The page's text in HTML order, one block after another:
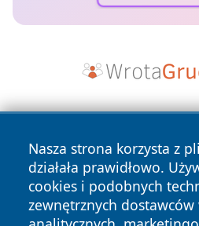
Nasza strona korzysta z
działała prawidłowo.
cookies i podobnych
zewnętrznych dostawców
Copyright © 2026 cieszynonline.pl